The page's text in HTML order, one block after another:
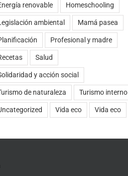
renovable Homeschooling
ambiental Mamá pasea
Profesional y madre
Salud
y acción social
de naturaleza Turismo interno
Vida eco Vida eco